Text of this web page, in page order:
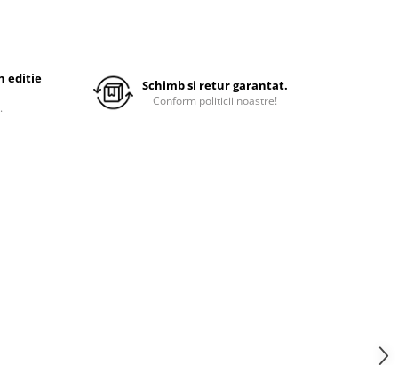
editie Schimb si retur garantat.
Conform politicii noastre!